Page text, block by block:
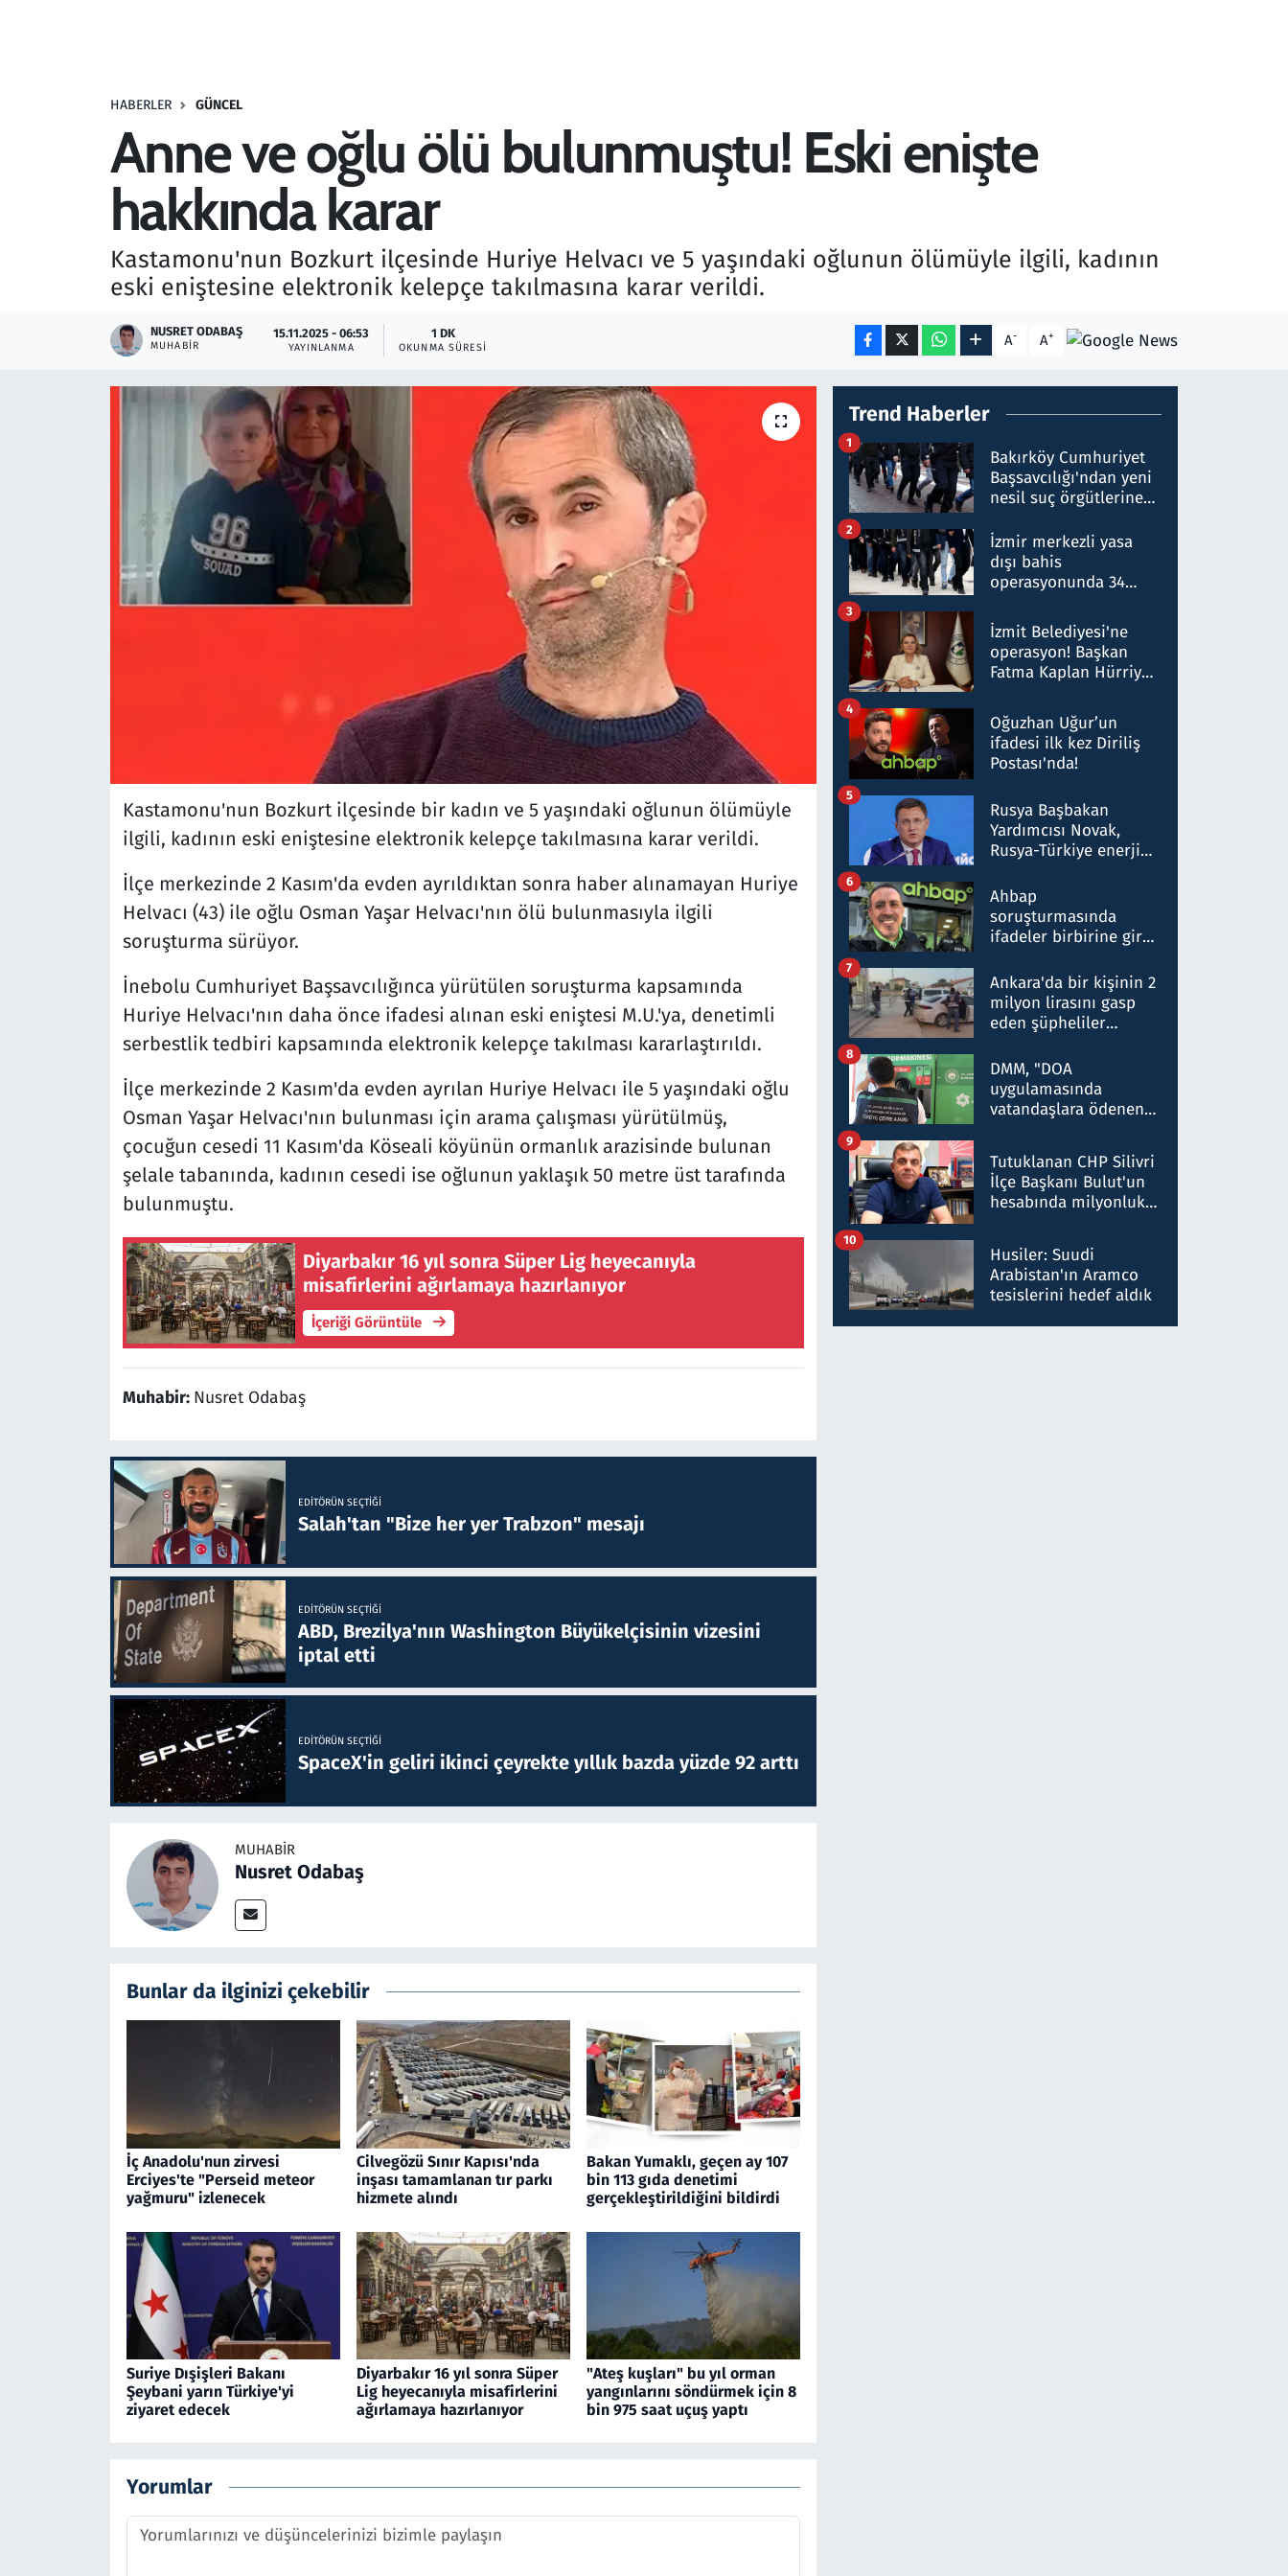
HABERLER GÜNCEL
Anne ve oğlu ölü bulunmuştu! Eski enişte
hakkında karar
Kastamonu'nun Bozkurt ilçesinde Huriye Helvacı ve 5 yaşındaki oğlunun ölümüyle ilgili, kadının
eski eniştesine elektronik kelepçe takılmasına karar verildi.
NUSRET ODABAŞ
MUHABIR
15.11.2025 - 06:53
YAYINLANMA
1 DK
OKUNMA SÜRESI A- A+
Kastamonu'nun Bozkurt ilçesinde bir kadın ve 5 yaşındaki oğlunun ölümüyle
ilgili, kadının eski eniştesine elektronik kelepçe takılmasına karar verildi.
İlçe merkezinde 2 Kasım'da evden ayrıldıktan sonra haber alınamayan Huriye
Helvacı (43) ile oğlu Osman Yaşar Helvacı'nın ölü bulunmasıyla ilgili
soruşturma sürüyor.
İnebolu Cumhuriyet Başsavcılığınca yürütülen soruşturma kapsamında
Huriye Helvacı'nın daha önce ifadesi alınan eski eniştesi M.U.'ya, denetimli
serbestlik tedbiri kapsamında elektronik kelepçe takılması kararlaştırıldı.
İlçe merkezinde 2 Kasım'da evden ayrılan Huriye Helvacı ile 5 yaşındaki oğlu
Osman Yaşar Helvacı'nın bulunması için arama çalışması yürütülmüş,
çocuğun cesedi 11 Kasım'da Köseali köyünün ormanlık arazisinde bulunan
şelale tabanında, kadının cesedi ise oğlunun yaklaşık 50 metre üst tarafında
bulunmuştu.
Diyarbakır 16 yıl sonra Süper Lig heyecanıyla
misafirlerini ağırlamaya hazırlanıyor
İçeriği Görüntüle
Muhabir: Nusret Odabaş
EDITÖRÜN SEÇTIĞI
Salah'tan "Bize her yer Trabzon" mesajı
EDITÖRÜN SEÇTIĞI
ABD, Brezilya'nın Washington Büyükelçisinin vizesini
iptal etti
EDITÖRÜN SEÇTIĞI
SpaceX'in geliri ikinci çeyrekte yıllık bazda yüzde 92 arttı
MUHABIR
Nusret Odabaş
Bunlar da ilginizi çekebilir
İç Anadolu'nun zirvesi
Erciyes'te "Perseid meteor
yağmuru" izlenecek
Cilvegözü Sınır Kapısı'nda
inşası tamamlanan tır parkı
hizmete alındı
Bakan Yumaklı, geçen ay 107
bin 113 gıda denetimi
gerçekleştirildiğini bildirdi
Suriye Dışişleri Bakanı
Şeybani yarın Türkiye'yi
ziyaret edecek
Diyarbakır 16 yıl sonra Süper
Lig heyecanıyla misafirlerini
ağırlamaya hazırlanıyor
"Ateş kuşları" bu yıl orman
yangınlarını söndürmek için 8
bin 975 saat uçuş yaptı
Yorumlar
Trend Haberler
Bakırköy Cumhuriyet
Başsavcılığı'ndan yeni
nesil suç örgütlerine
hakkında gözaltı kararı
1
İzmir merkezli yasa
dışı bahis
operasyonunda 34
Milyar liralık para
trafiği tespit edildi
2
İzmit Belediyesi'ne
operasyon! Başkan
Fatma Kaplan Hürriyet
3
Oğuzhan Uğur’un
ifadesi ilk kez Diriliş
Postası'nda!
4
Rusya Başbakan
Yardımcısı Novak,
Rusya-Türkiye enerji
nitelikte olduğunu
belirtti
5
Ahbap
soruşturmasında
ifadeler birbirine girdi:
ifadelerinden ortaya
çıkan tablo şok etti
6
Ankara'da bir kişinin 2
milyon lirasını gasp
eden şüpheliler
7
DMM, "DOA
uygulamasında
vatandaşlara ödenen
düşürüldüğü" iddiasını
yalanladı
8
Tutuklanan CHP Silivri
İlçe Başkanı Bulut'un
hesabında milyonluk
talimat verdi, ben
gönderdim
9
Husiler: Suudi
Arabistan'ın Aramco
tesislerini hedef aldık
10
Savunma Sanayi
Teknoloji ve Bilim
Televizyon